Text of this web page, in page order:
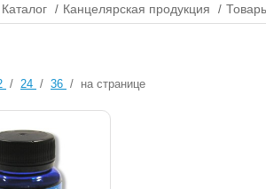
Каталог / Канцелярская продукция /
/ 24 / 36 / на странице